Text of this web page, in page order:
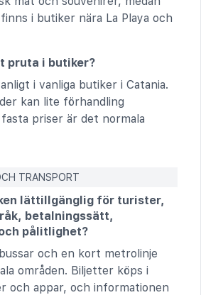
i butiker nära La Playa och
pruta i butiker?
i vanliga butiker i Catania.
kan lite förhandling
priser är det normala
TRANSPORT
lättillgänglig för turister,
betalningssätt,
pålitlighet?
och en kort metrolinje
områden. Biljetter köps i
och appar, och informationen